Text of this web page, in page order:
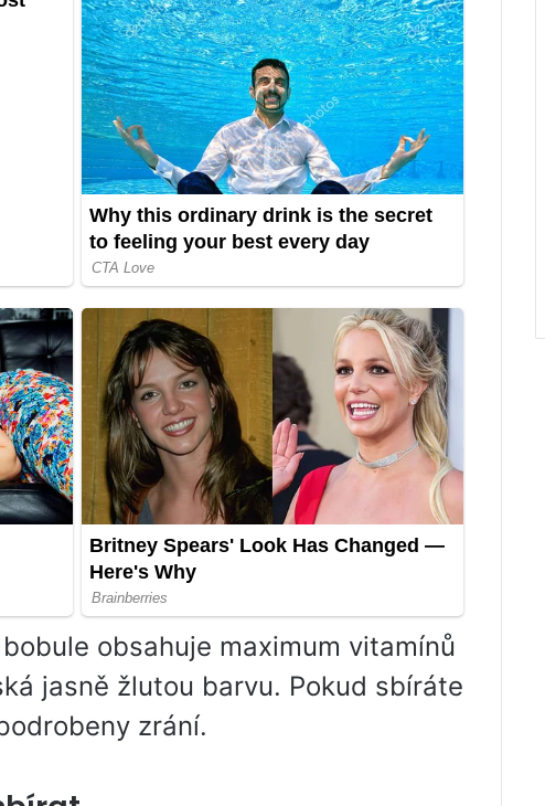
obsahuje maximum vitamínů
jasně žlutou barvu. Pokud sbíráte
zrání.